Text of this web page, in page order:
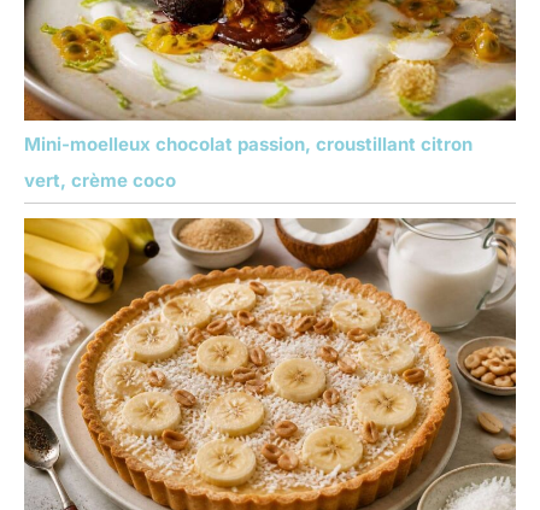
Mini-moelleux chocolat passion, croustillant citron
vert, crème coco